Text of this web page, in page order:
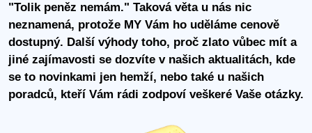
"Tolik peněz nemám." Taková věta u nás nic
neznamená, protože MY Vám ho uděláme cenově
dostupný. Další výhody toho, proč zlato vůbec mít a
jiné zajímavosti se dozvíte v našich aktualitách, kde
se to novinkami jen hemží, nebo také u našich
poradců, kteří Vám rádi zodpoví veškeré Vaše otázky.